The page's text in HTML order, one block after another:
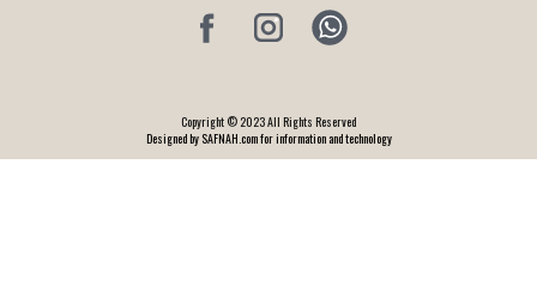
Copyright © 2023 All Rights Reserved
Designed by SAFNAH.com for information and technology